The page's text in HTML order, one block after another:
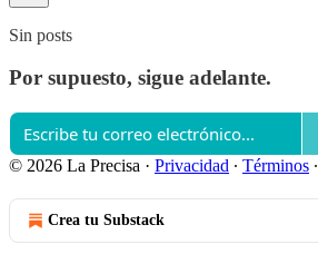
Sin posts
Por supuesto, sigue adelante.
© 2026 La Precisa · Privacidad ∙ Términos ∙
Crea tu Substack